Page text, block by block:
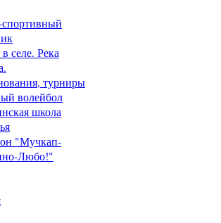
селе. Река
турниры
волейбол
школа
"Мучкап-
Любо!"